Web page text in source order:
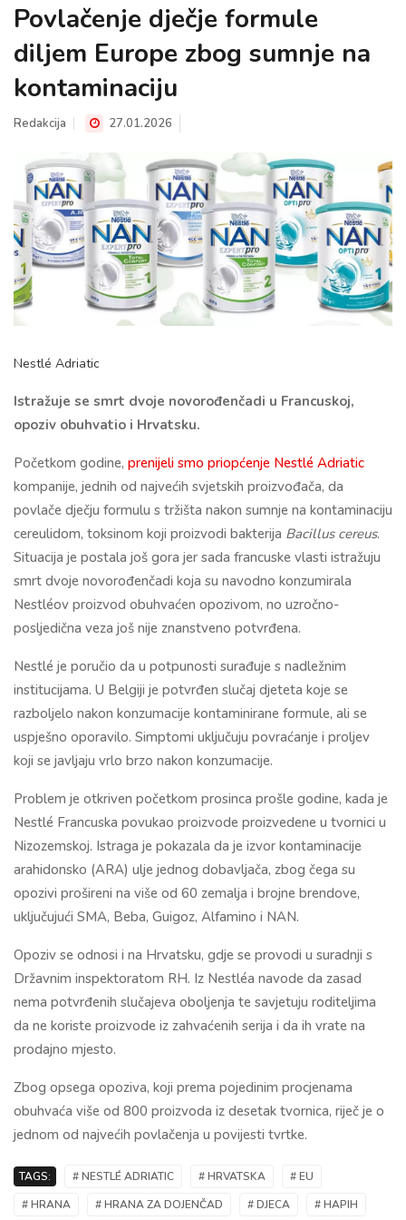
Povlačenje dječje formule
diljem Europe zbog sumnje na
kontaminaciju
Redakcija 27.01.2026
Nestlé Adriatic
Istražuje se smrt dvoje novorođenčadi u Francuskoj,
opoziv obuhvatio i Hrvatsku.
Početkom godine, prenijeli smo priopćenje Nestlé Adriatic
kompanije, jednih od najvećih svjetskih proizvođača, da
povlače dječju formulu s tržišta nakon sumnje na kontaminaciju
cereulidom, toksinom koji proizvodi bakterija Bacillus cereus.
Situacija je postala još gora jer sada francuske vlasti istražuju
smrt dvoje novorođenčadi koja su navodno konzumirala
Nestléov proizvod obuhvaćen opozivom, no uzročno-
posljedična veza još nije znanstveno potvrđena.
Nestlé je poručio da u potpunosti surađuje s nadležnim
institucijama. U Belgiji je potvrđen slučaj djeteta koje se
razboljelo nakon konzumacije kontaminirane formule, ali se
uspješno oporavilo. Simptomi uključuju povraćanje i proljev
koji se javljaju vrlo brzo nakon konzumacije.
Problem je otkriven početkom prosinca prošle godine, kada je
Nestlé Francuska povukao proizvode proizvedene u tvornici u
Nizozemskoj. Istraga je pokazala da je izvor kontaminacije
arahidonsko (ARA) ulje jednog dobavljača, zbog čega su
opozivi prošireni na više od 60 zemalja i brojne brendove,
uključujući SMA, Beba, Guigoz, Alfamino i NAN.
Opoziv se odnosi i na Hrvatsku, gdje se provodi u suradnji s
Državnim inspektoratom RH. Iz Nestléa navode da zasad
nema potvrđenih slučajeva oboljenja te savjetuju roditeljima
da ne koriste proizvode iz zahvaćenih serija i da ih vrate na
prodajno mjesto.
Zbog opsega opoziva, koji prema pojedinim procjenama
obuhvaća više od 800 proizvoda iz desetak tvornica, riječ je o
jednom od najvećih povlačenja u povijesti tvrtke.
TAGS: # NESTLÉ ADRIATIC # HRVATSKA
# EU
# HRANA
# HRANA ZA DOJENČAD # DJECA # HAPIH